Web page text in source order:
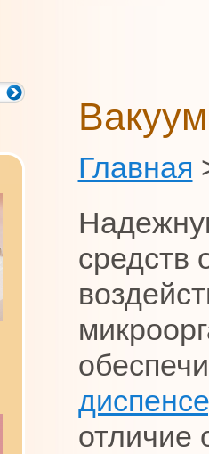
Главная
средств
отличие